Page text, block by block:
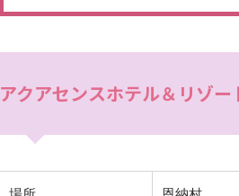
アクアセンスホテル＆リゾー